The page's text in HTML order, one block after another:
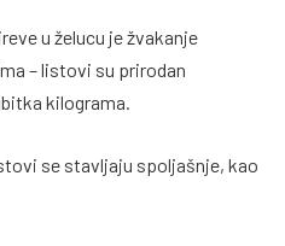
u želucu je žvakanje
– listovi su prirodan
kilograma.
se stavljaju spoljašnje, kao